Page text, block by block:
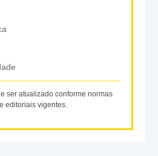
ser atualizado conforme normas
editoriais vigentes.